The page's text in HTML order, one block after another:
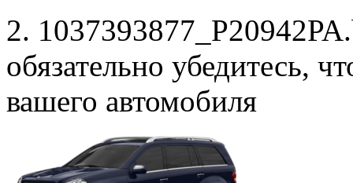
2.
обязательно убедитесь,
вашего автомобиля